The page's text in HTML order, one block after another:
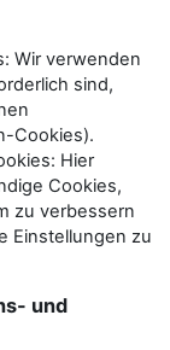
Wir verwenden
sind,
Cookies).
Hier
Cookies,
zu verbessern
Einstellungen zu
und